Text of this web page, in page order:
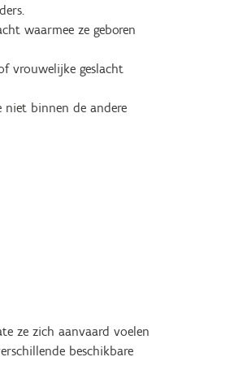
waarmee ze geboren
vrouwelijke geslacht
niet binnen de andere
ze zich aanvaard voelen
beschikbare